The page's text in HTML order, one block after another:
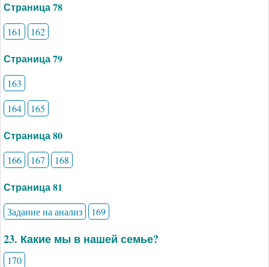
Страница 78
161 162
Страница 79
163
164
165
Страница 80
166 167 168
Страница 81
Задание на анализ 169
23. Какие мы в нашей семье?
170